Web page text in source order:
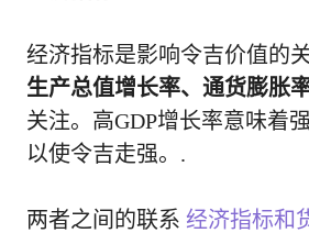
经济指标是影响令吉价值的
生产总值增长率、通货膨胀
关注。高GDP增长率意味着
以使令吉走强。.
两者之间的联系 经济指标和